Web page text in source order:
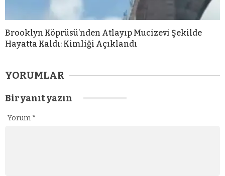
Brooklyn Köprüsü’nden Atlayıp Mucizevi Şekilde
Hayatta Kaldı: Kimliği Açıklandı
YORUMLAR
Bir yanıt yazın
Yorum *